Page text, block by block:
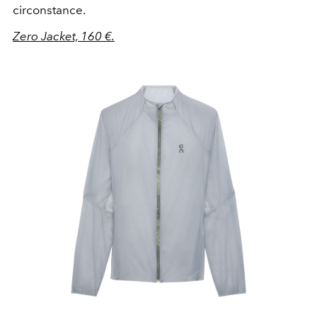
circonstance.
Zero Jacket, 160 €.